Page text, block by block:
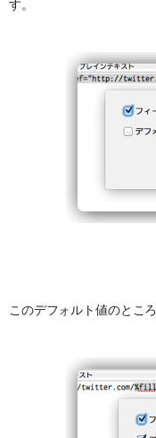
す。
このデフォルト値のとこ